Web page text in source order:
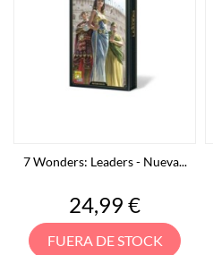
7 Wonders: Leaders - Nueva...
Precio
24,99 €
FUERA DE STOCK